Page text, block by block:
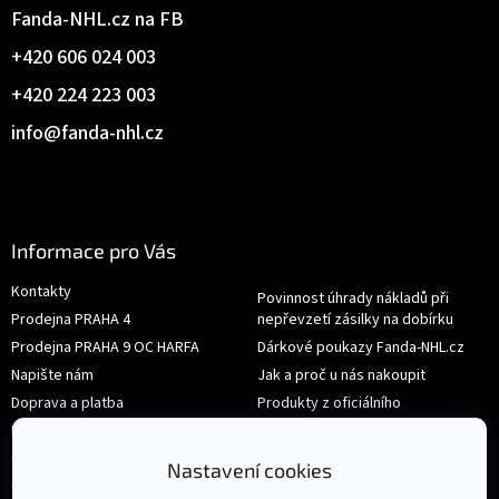
Nastavení cookies
info@fanda-nhl.cz
+420 224 223 003
+420 606 024 003
Fanda-NHL.cz na FB
Informace pro Vás
Kontakty
Prodejna PRAHA 4
Prodejna PRAHA 9 OC HARFA
Napište nám
Doprava a platba
Hodnocení obchodu
Obchodní podmínky
Ochrana osobních údajů
Povinnost úhrady nákladů při
nepřevzetí zásilky na dobírku
Dárkové poukazy Fanda-NHL.cz
Jak a proč u nás nakoupit
Produkty z oficiálního
shop.nhl.com
Výměna nebo vrácení zboží